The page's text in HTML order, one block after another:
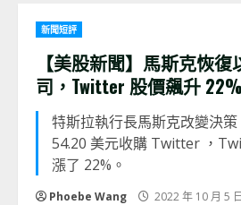
新聞短評
【美股新聞】馬斯克恢
司，Twitter 股價飆升
特斯拉執行長馬斯克改變決
54.20 美元收購 Twitter ，
漲了 22%。
Phoebe Wang 2022 年 10 月 5 日